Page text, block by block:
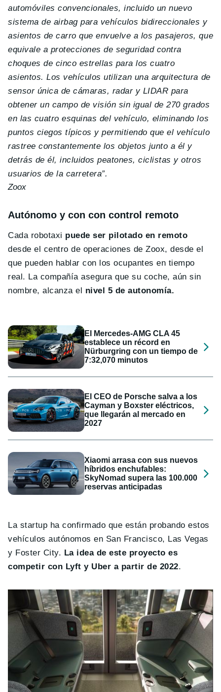
automóviles convencionales, incluido un nuevo
sistema de airbag para vehículos bidireccionales y
asientos de carro que envuelve a los pasajeros, que
equivale a protecciones de seguridad contra
choques de cinco estrellas para los cuatro
asientos. Los vehículos utilizan una arquitectura de
sensor única de cámaras, radar y LIDAR para
obtener un campo de visión sin igual de 270 grados
en las cuatro esquinas del vehículo, eliminando los
puntos ciegos típicos y permitiendo que el vehículo
rastree constantemente los objetos junto a él y
detrás de él, incluidos peatones, ciclistas y otros
usuarios de la carretera”.
Zoox
Autónomo y con con control remoto
Cada robotaxi puede ser pilotado en remoto
desde el centro de operaciones de Zoox, desde el
que pueden hablar con los ocupantes en tiempo
real. La compañía asegura que su coche, aún sin
nombre, alcanza el nivel 5 de autonomía.
El Mercedes-AMG CLA 45
establece un récord en
Nürburgring con un tiempo de
7:32,070 minutos
El CEO de Porsche salva a los
Cayman y Boxster eléctricos,
que llegarán al mercado en
2027
Xiaomi arrasa con sus nuevos
híbridos enchufables:
SkyNomad supera las 100.000
reservas anticipadas
La startup ha confirmado que están probando estos
vehículos autónomos en San Francisco, Las Vegas
y Foster City. La idea de este proyecto es
competir con Lyft y Uber a partir de 2022.